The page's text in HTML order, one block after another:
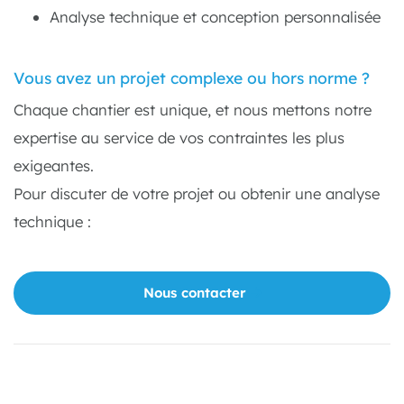
Analyse technique et conception personnalisée
Vous avez un projet complexe ou hors norme ?
Chaque chantier est unique, et nous mettons notre
expertise au service de vos contraintes les plus
exigeantes.
Pour discuter de votre projet ou obtenir une analyse
technique :
Nous contacter